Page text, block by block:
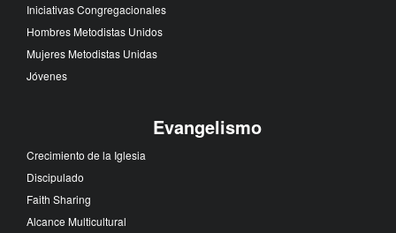
Iniciativas Congregacionales
Hombres Metodistas Unidos
Mujeres Metodistas Unidas
Jóvenes
Evangelismo
Crecimiento de la Iglesia
Discipulado
Faith Sharing
Alcance Multicultural